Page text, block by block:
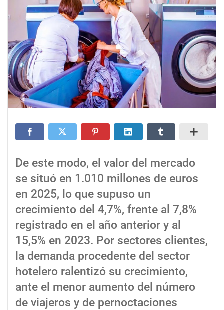
De este modo, el valor del mercado
se situó en 1.010 millones de euros
en 2025, lo que supuso un
crecimiento del 4,7%, frente al 7,8%
registrado en el año anterior y al
15,5% en 2023. Por sectores clientes,
la demanda procedente del sector
hotelero ralentizó su crecimiento,
ante el menor aumento del número
de viajeros y de pernoctaciones